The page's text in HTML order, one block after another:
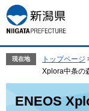
ー
ジ
の
で
す。
ニ
ュ
ー
ば
現在地 トップページ
Xplora中条の
ENEOS